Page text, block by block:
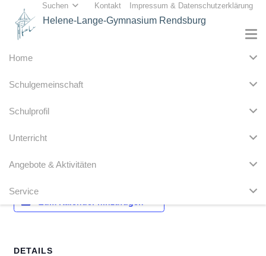
Suchen Kontakt Impressum & Datenschutzerklärung
Helene-Lange-Gymnasium Rendsburg
Home
Schulgemeinschaft
Schulprofil
Unterricht
Angebote & Aktivitäten
Service
Kollegiumsausflug
DETAILS